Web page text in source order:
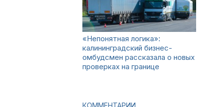
«Непонятная логика»:
калининградский бизнес-
омбудсмен рассказала о новых
проверках на границе
КОММЕНТАРИИ